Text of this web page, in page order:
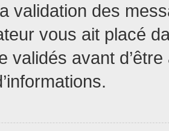
validation des
vous ait placé
validés avant